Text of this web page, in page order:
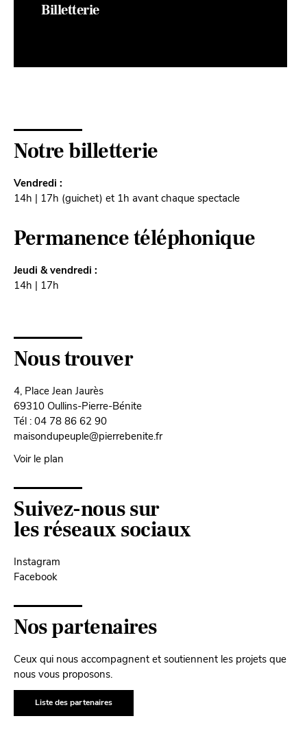
Billetterie
Notre billetterie
Vendredi :
14h | 17h (guichet) et 1h avant chaque spectacle
Permanence téléphonique
Jeudi & vendredi :
14h | 17h
Nous trouver
4, Place Jean Jaurès
69310 Oullins-Pierre-Bénite
Tél : 04 78 86 62 90
maisondupeuple@pierrebenite.fr
Voir le plan
Suivez-nous sur
les réseaux sociaux
Instagram
Facebook
Nos partenaires
Ceux qui nous accompagnent et soutiennent les projets que
nous vous proposons.
Liste des partenaires